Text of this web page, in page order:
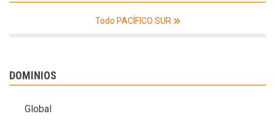
Todo PACÍFICO SUR
DOMINIOS
Global